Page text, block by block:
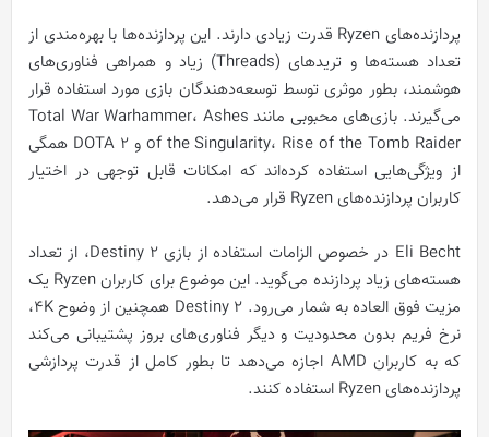
پردازنده‌های Ryzen قدرت زیادی دارند. این پردازنده‌ها با بهره‌مندی از
تعداد هسته‌ها و تریدهای (Threads) زیاد و همراهی فناوری‌های
هوشمند، بطور موثری توسط توسعه‌دهندگان بازی مورد استفاده قرار
می‌گیرند. بازی‌های محبوبی مانند Total War Warhammer، Ashes
of the Singularity، Rise of the Tomb Raider و DOTA 2 همگی
از ویژگی‌هایی استفاده کرده‌اند که امکانات قابل توجهی در اختیار
کاربران پردازنده‌های Ryzen قرار می‌دهد.
Eli Becht در خصوص الزامات استفاده از بازی‌ Destiny 2، از تعداد
هسته‌های زیاد پردازنده می‌گوید. این موضوع برای کاربران Ryzen یک
مزیت فوق العاده به شمار می‌رود. Destiny 2 همچنین از وضوح 4K،
نرخ فریم بدون محدودیت و دیگر فناوری‌های بروز پشتیبانی می‌کند
که به کاربران AMD اجازه می‌دهد تا بطور کامل از قدرت پردازشی
پردازنده‌های Ryzen استفاده کنند.